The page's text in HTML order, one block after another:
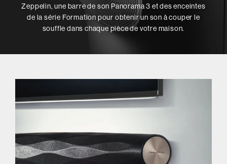
Zeppelin, une barre de son Panorama 3 et des enceintes
de la série Formation pour obtenir un son à couper le
souffle dans chaque pièce de votre maison.